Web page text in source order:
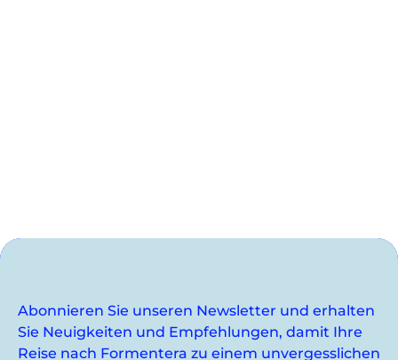
Abonnieren Sie unseren Newsletter und erhalten
Sie Neuigkeiten und Empfehlungen, damit Ihre
Reise nach Formentera zu einem unvergesslichen